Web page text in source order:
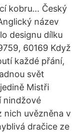
kobru… Český
název
designu dílku
60169 Když
každé přání,
svět
Mistři
nindžové
nich uvězněna v
dračice ze